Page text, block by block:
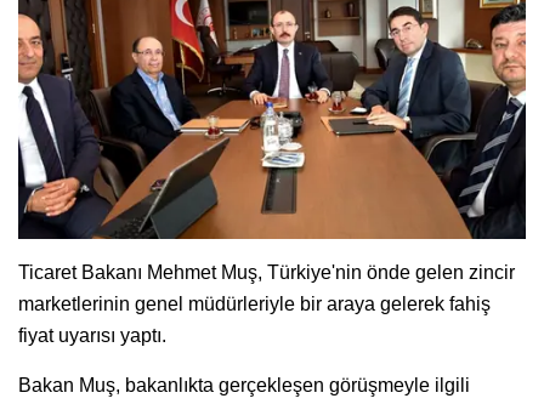
Ticaret Bakanı Mehmet Muş, Türkiye'nin önde gelen zincir
marketlerinin genel müdürleriyle bir araya gelerek fahiş
fiyat uyarısı yaptı.
Bakan Muş, bakanlıkta gerçekleşen görüşmeyle ilgili